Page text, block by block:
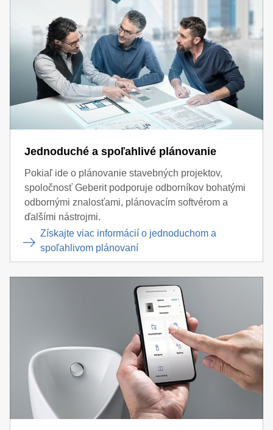
Jednoduché a spoľahlivé plánovanie
Pokiaľ ide o plánovanie stavebných projektov,
spoločnosť Geberit podporuje odborníkov bohatými
odbornými znalosťami, plánovacím softvérom a
ďalšími nástrojmi.
Získajte viac informácií o jednoduchom a
spoľahlivom plánovaní